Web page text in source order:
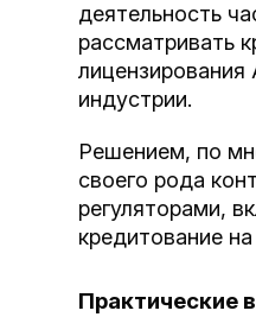
деятельность
рассматривать
лицензирования
индустрии.
Решением, по
своего рода
регуляторами,
кредитование
Практические